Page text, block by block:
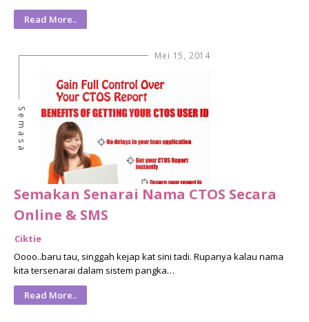
Read More..
Mei 15, 2014
Semasa
Semakan Senarai Nama CTOS Secara
Online & SMS
Ciktie
Oooo..baru tau, singgah kejap kat sini tadi. Rupanya kalau nama
kita tersenarai dalam sistem pangka…
Read More..